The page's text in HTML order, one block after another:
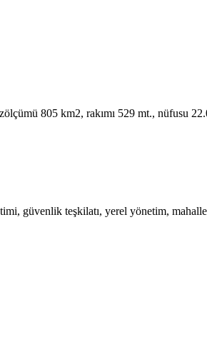
805 km2, rakımı 529 mt., nüfusu
güvenlik teşkilatı, yerel yönetim,